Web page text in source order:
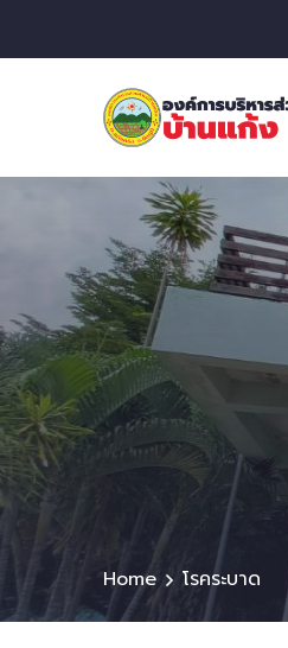
Home โรคระบาด